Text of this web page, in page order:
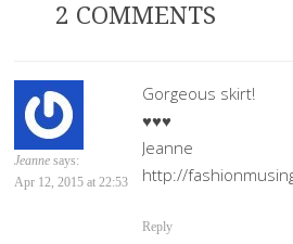
2 COMMENTS
Jeanne says:
Apr 12, 2015 at 22:53
Gorgeous skirt!
♥♥♥
Jeanne
http://
Reply